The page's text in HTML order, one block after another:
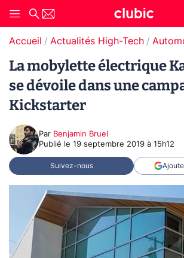
Accueil Actualités High-Tech
La mobylette électrique
se dévoile dans une
Kickstarter
Par Benjamin Bruel
Publié le 19 septembre 2019 à 15h12
Suivez-nous